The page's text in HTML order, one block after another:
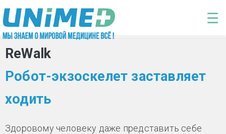
Перейти к основному содержанию
☰
ReWalk
Робот-экзоскелет заставляет
ходить
Здоровому человеку даже представить себе